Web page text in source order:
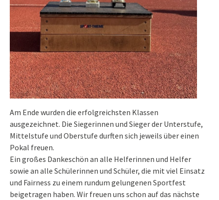
Am Ende wurden die erfolgreichsten Klassen
ausgezeichnet. Die Siegerinnen und Sieger der Unterstufe,
Mittelstufe und Oberstufe durften sich jeweils über einen
Pokal freuen.
Ein großes Dankeschön an alle Helferinnen und Helfer
sowie an alle Schülerinnen und Schüler, die mit viel Einsatz
und Fairness zu einem rundum gelungenen Sportfest
beigetragen haben. Wir freuen uns schon auf das nächste